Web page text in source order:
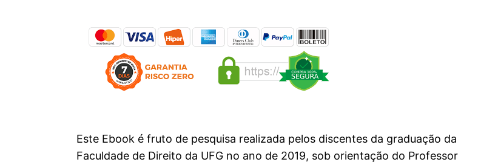
Este Ebook é fruto de pesquisa realizada pelos discentes da graduação da
Faculdade de Direito da UFG no ano de 2019, sob orientação do Professor